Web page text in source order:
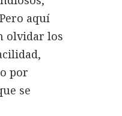
aquí
olvidar los
por
se